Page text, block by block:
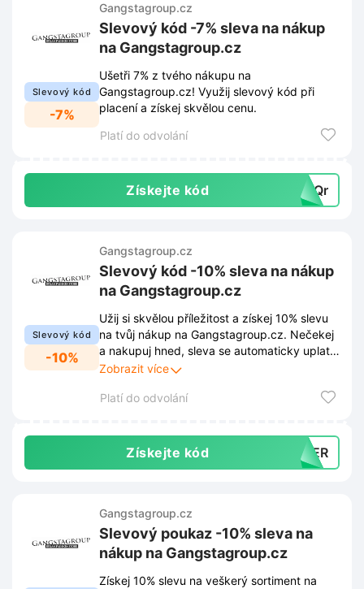
Slevový kód
-7%
Gangstagroup.cz
Slevový kód -7% sleva na nákup
na Gangstagroup.cz
Ušetři 7% z tvého nákupu na
Gangstagroup.cz! Využij slevový kód při
placení a získej skvělou cenu.
Platí do odvolání
Získejte kód u3Qr
Slevový kód
-10%
Gangstagroup.cz
Slevový kód -10% sleva na nákup
na Gangstagroup.cz
Užij si skvělou příležitost a získej 10% slevu
na tvůj nákup na Gangstagroup.cz. Nečekej
a nakupuj hned, sleva se automaticky uplatní
po zadání slevového kódu v košíku.
Zobrazit více
Platí do odvolání
Získejte kód MMER
Gangstagroup.cz
Slevový poukaz -10% sleva na
nákup na Gangstagroup.cz
Získej 10% slevu na veškerý sortiment na